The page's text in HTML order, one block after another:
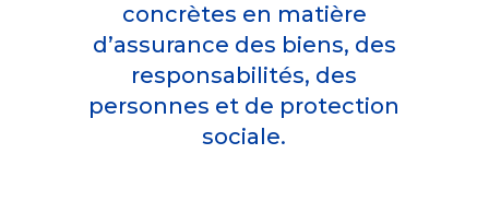
concrètes en matière
d’assurance des biens, des
responsabilités, des
personnes et de protection
sociale.